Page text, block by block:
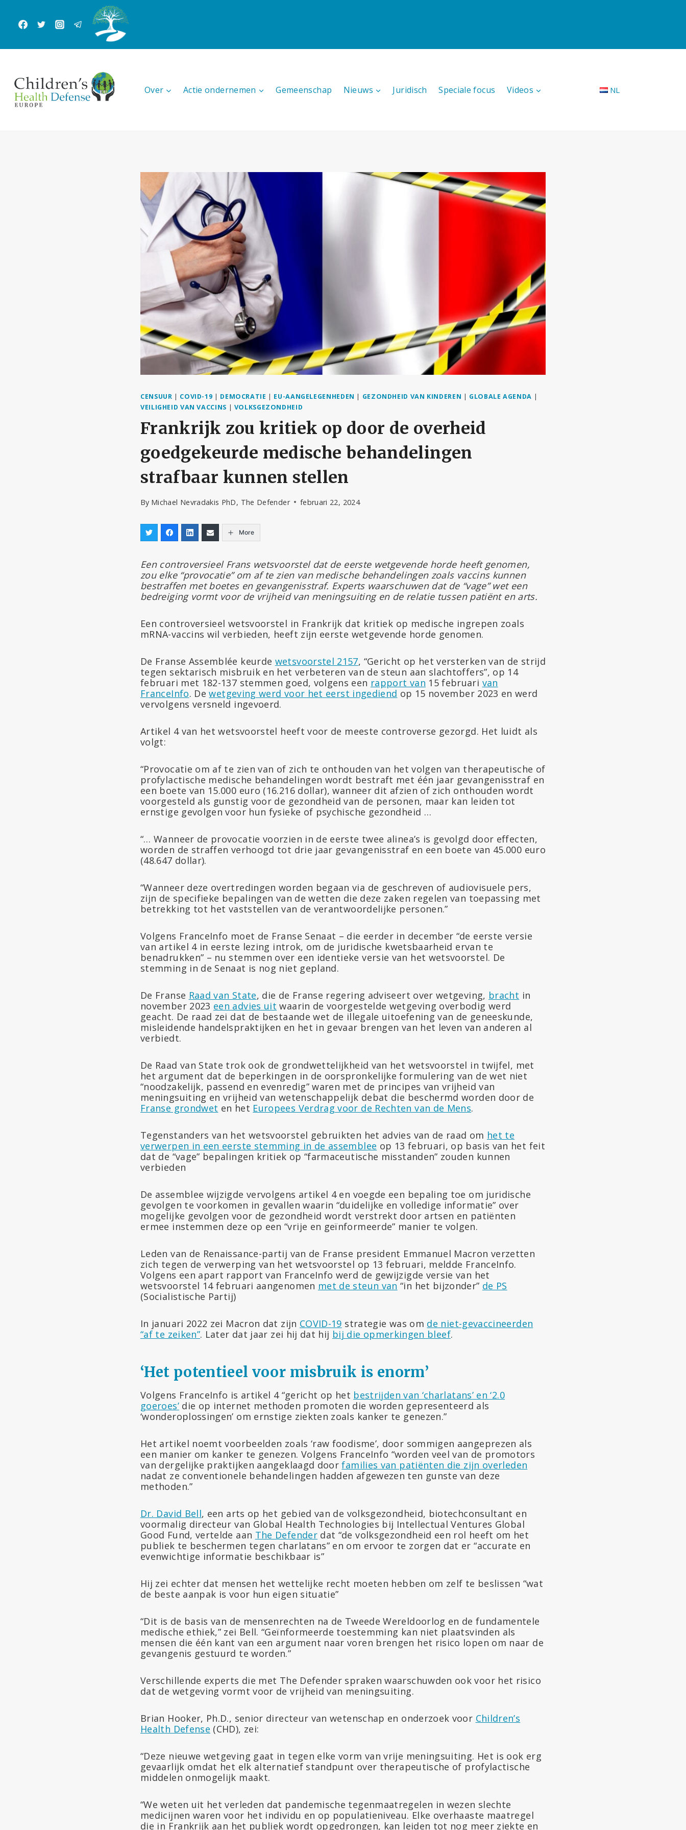
inhoud
Over Actie ondernemen Gemeenschap Nieuws Juridisch Speciale focus Videos NL
CENSUUR | COVID-19 | DEMOCRATIE | EU-AANGELEGENHEDEN | GEZONDHEID VAN KINDEREN | GLOBALE AGENDA |
VEILIGHEID VAN VACCINS | VOLKSGEZONDHEID
Frankrijk zou kritiek op door de overheid
goedgekeurde medische behandelingen
strafbaar kunnen stellen
By Michael Nevradakis PhD, The Defender februari 22, 2024
More
Een controversieel Frans wetsvoorstel dat de eerste wetgevende horde heeft genomen,
zou elke “provocatie” om af te zien van medische behandelingen zoals vaccins kunnen
bestraffen met boetes en gevangenisstraf. Experts waarschuwen dat de “vage” wet een
bedreiging vormt voor de vrijheid van meningsuiting en de relatie tussen patiënt en arts.
Een controversieel wetsvoorstel in Frankrijk dat kritiek op medische ingrepen zoals
mRNA-vaccins wil verbieden, heeft zijn eerste wetgevende horde genomen.
De Franse Assemblée keurde wetsvoorstel 2157, “Gericht op het versterken van de strijd
tegen sektarisch misbruik en het verbeteren van de steun aan slachtoffers”, op 14
februari met 182-137 stemmen goed, volgens een rapport van 15 februari van
FranceInfo. Dewetgeving werd voor het eerst ingediend op 15 november 2023 en werd
vervolgens versneld ingevoerd.
Artikel 4 van het wetsvoorstel heeft voor de meeste controverse gezorgd. Het luidt als
volgt:
“Provocatie om af te zien van of zich te onthouden van het volgen van therapeutische of
profylactische medische behandelingen wordt bestraft met één jaar gevangenisstraf en
een boete van 15.000 euro (16.216 dollar), wanneer dit afzien of zich onthouden wordt
voorgesteld als gunstig voor de gezondheid van de personen, maar kan leiden tot
ernstige gevolgen voor hun fysieke of psychische gezondheid …
“… Wanneer de provocatie voorzien in de eerste twee alinea’s is gevolgd door effecten,
worden de straffen verhoogd tot drie jaar gevangenisstraf en een boete van 45.000 euro
(48.647 dollar).
“Wanneer deze overtredingen worden begaan via de geschreven of audiovisuele pers,
zijn de specifieke bepalingen van de wetten die deze zaken regelen van toepassing met
betrekking tot het vaststellen van de verantwoordelijke personen.”
Volgens FranceInfo moet de Franse Senaat – die eerder in december “de eerste versie
van artikel 4 in eerste lezing introk, om de juridische kwetsbaarheid ervan te
benadrukken” – nu stemmen over een identieke versie van het wetsvoorstel. De
stemming in de Senaat is nog niet gepland.
De Franse Raad van State, die de Franse regering adviseert over wetgeving, bracht in
november 2023 een advies uit waarin de voorgestelde wetgeving overbodig werd
geacht. De raad zei dat de bestaande wet de illegale uitoefening van de geneeskunde,
misleidende handelspraktijken en het in gevaar brengen van het leven van anderen al
verbiedt.
De Raad van State trok ook de grondwettelijkheid van het wetsvoorstel in twijfel, met
het argument dat de beperkingen in de oorspronkelijke formulering van de wet niet
“noodzakelijk, passend en evenredig” waren met de principes van vrijheid van
meningsuiting en vrijheid van wetenschappelijk debat die beschermd worden door de
Franse grondwet en het Europees Verdrag voor de Rechten van de Mens.
Tegenstanders van het wetsvoorstel gebruikten het advies van de raad om het te
verwerpen in een eerste stemming in de assemblee op 13 februari, op basis van het feit
dat de “vage” bepalingen kritiek op “farmaceutische misstanden” zouden kunnen
verbieden
De assemblee wijzigde vervolgens artikel 4 en voegde een bepaling toe om juridische
gevolgen te voorkomen in gevallen waarin “duidelijke en volledige informatie” over
mogelijke gevolgen voor de gezondheid wordt verstrekt door artsen en patiënten
ermee instemmen deze op een “vrije en geïnformeerde” manier te volgen.
Leden van de Renaissance-partij van de Franse president Emmanuel Macron verzetten
zich tegen de verwerping van het wetsvoorstel op 13 februari, meldde FranceInfo.
Volgens een apart rapport van FranceInfo werd de gewijzigde versie van het
wetsvoorstel 14 februari aangenomen met de steun van “in het bijzonder” de PS
(Socialistische Partij)
In januari 2022 zei Macron dat zijn COVID-19 strategie was om de niet-gevaccineerden
“af te zeiken”. Later dat jaar zei hij dat hij bij die opmerkingen bleef.
‘Het potentieel voor misbruik is enorm’
Volgens FranceInfo is artikel 4 “gericht op het bestrijden van ‘charlatans’ en ‘2.0
goeroes’die op internet methoden promoten die worden gepresenteerd als
‘wonderoplossingen’ om ernstige ziekten zoals kanker te genezen.”
Het artikel noemt voorbeelden zoals ‘raw foodisme’, door sommigen aangeprezen als
een manier om kanker te genezen. Volgens FranceInfo “worden veel van de promotors
van dergelijke praktijken aangeklaagd doorfamilies van patiënten die zijn overleden
nadat ze conventionele behandelingen hadden afgewezen ten gunste van deze
methoden.”
Dr. David Bell, een arts op het gebied van de volksgezondheid, biotechconsultant en
voormalig directeur van Global Health Technologies bij Intellectual Ventures Global
Good Fund, vertelde aan The Defenderdat “de volksgezondheid een rol heeft om het
publiek te beschermen tegen charlatans” en om ervoor te zorgen dat er “accurate en
evenwichtige informatie beschikbaar is”
Hij zei echter dat mensen het wettelijke recht moeten hebben om zelf te beslissen “wat
de beste aanpak is voor hun eigen situatie”
“Dit is de basis van de mensenrechten na de Tweede Wereldoorlog en de fundamentele
medische ethiek,” zei Bell. “Geïnformeerde toestemming kan niet plaatsvinden als
mensen die één kant van een argument naar voren brengen het risico lopen om naar de
gevangenis gestuurd te worden.”
Verschillende experts die met The Defender spraken waarschuwden ook voor het risico
dat de wetgeving vormt voor de vrijheid van meningsuiting.
Brian Hooker, Ph.D., senior directeur van wetenschap en onderzoek voor Children’s
Health Defense (CHD), zei:
“Deze nieuwe wetgeving gaat in tegen elke vorm van vrije meningsuiting. Het is ook erg
gevaarlijk omdat het elk alternatief standpunt over therapeutische of profylactische
middelen onmogelijk maakt.
“We weten uit het verleden dat pandemische tegenmaatregelen in wezen slechte
medicijnen waren voor het individu en op populatieniveau. Elke overhaaste maatregel
die in Frankrijk aan het publiek wordt opgedrongen, kan leiden tot nog meer ziekte en